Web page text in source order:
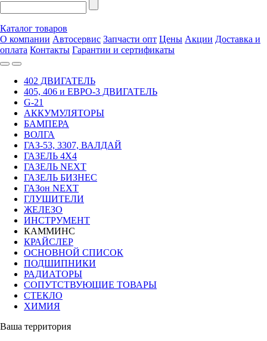
Каталог товаров
О компании Автосервис Запчасти опт Цены Акции Доставка и
оплата Контакты Гарантии и сертификаты
402 ДВИГАТЕЛЬ
405, 406 и ЕВРО-3 ДВИГАТЕЛЬ
G-21
АККУМУЛЯТОРЫ
БАМПЕРА
ВОЛГА
ГАЗ-53, 3307, ВАЛДАЙ
ГАЗЕЛЬ 4Х4
ГАЗЕЛЬ NEXT
ГАЗЕЛЬ БИЗНЕС
ГАЗон NEXT
ГЛУШИТЕЛИ
ЖЕЛЕЗО
ИНСТРУМЕНТ
КАММИНС
КРАЙСЛЕР
ОСНОВНОЙ СПИСОК
ПОДШИПНИКИ
РАДИАТОРЫ
СОПУТСТВУЮЩИЕ ТОВАРЫ
СТЕКЛО
ХИМИЯ
Ваша территория